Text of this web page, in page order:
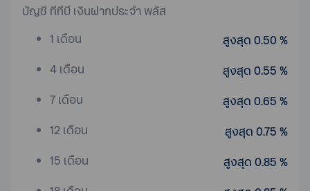
บัญชี ทีทีบี เงินฝากประจำ พลัส
1 เดือน
สูงสุด 0.50 %
4 เดือน
สูงสุด 0.55 %
7 เดือน
สูงสุด 0.65 %
12 เดือน
สูงสุด 0.75 %
15 เดือน
สูงสุด 0.85 %